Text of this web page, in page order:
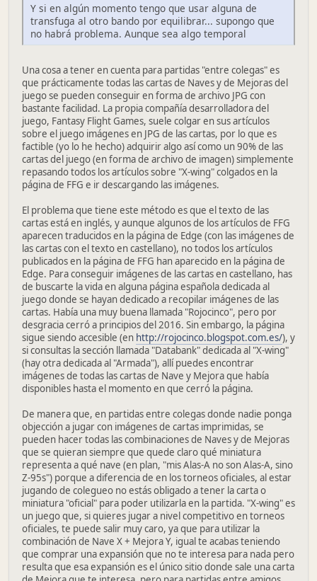
Y si en algún momento tengo que usar alguna de
transfuga al otro bando por equilibrar... supongo que
no habrá problema. Aunque sea algo temporal
Una cosa a tener en cuenta para partidas "entre colegas" es
que prácticamente todas las cartas de Naves y de Mejoras del
juego se pueden conseguir en forma de archivo JPG con
bastante facilidad. La propia compañía desarrolladora del
juego, Fantasy Flight Games, suele colgar en sus artículos
sobre el juego imágenes en JPG de las cartas, por lo que es
factible (yo lo he hecho) adquirir algo así como un 90% de las
cartas del juego (en forma de archivo de imagen) simplemente
repasando todos los artículos sobre "X-wing" colgados en la
página de FFG e ir descargando las imágenes.
El problema que tiene este método es que el texto de las
cartas está en inglés, y aunque algunos de los artículos de FFG
aparecen traducidos en la página de Edge (con las imágenes de
las cartas con el texto en castellano), no todos los artículos
publicados en la página de FFG han aparecido en la página de
Edge. Para conseguir imágenes de las cartas en castellano, has
de buscarte la vida en alguna página española dedicada al
juego donde se hayan dedicado a recopilar imágenes de las
cartas. Había una muy buena llamada "Rojocinco", pero por
desgracia cerró a principios del 2016. Sin embargo, la página
sigue siendo accesible (en http://rojocinco.blogspot.com.es/), y
si consultas la sección llamada "Databank" dedicada al "X-wing"
(hay otra dedicada al "Armada"), allí puedes encontrar
imágenes de todas las cartas de Nave y Mejora que había
disponibles hasta el momento en que cerró la página.
De manera que, en partidas entre colegas donde nadie ponga
objección a jugar con imágenes de cartas imprimidas, se
pueden hacer todas las combinaciones de Naves y de Mejoras
que se quieran siempre que quede claro qué miniatura
representa a qué nave (en plan, "mis Alas-A no son Alas-A, sino
Z-95s") porque a diferencia de en los torneos oficiales, al estar
jugando de colegueo no estás obligado a tener la carta o
miniatura "oficial" para poder utilizarla en la partida. "X-wing" es
un juego que, si quieres jugar a nivel competitivo en torneos
oficiales, te puede salir muy caro, ya que para utilizar la
combinación de Nave X + Mejora Y, igual te acabas teniendo
que comprar una expansión que no te interesa para nada pero
resulta que esa expansión es el único sitio donde sale una carta